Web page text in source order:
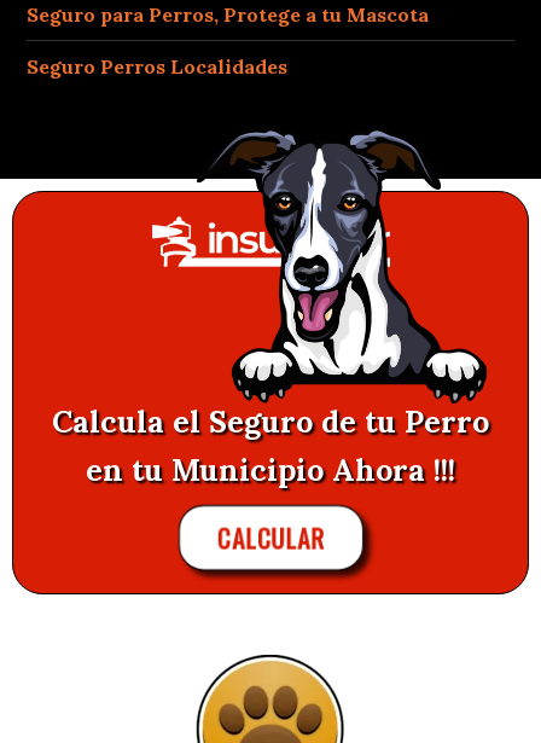
Seguro para Perros, Protege a tu Mascota
Seguro Perros Localidades
Calcula el Seguro de tu Perro
en tu Municipio Ahora !!!
CALCULAR